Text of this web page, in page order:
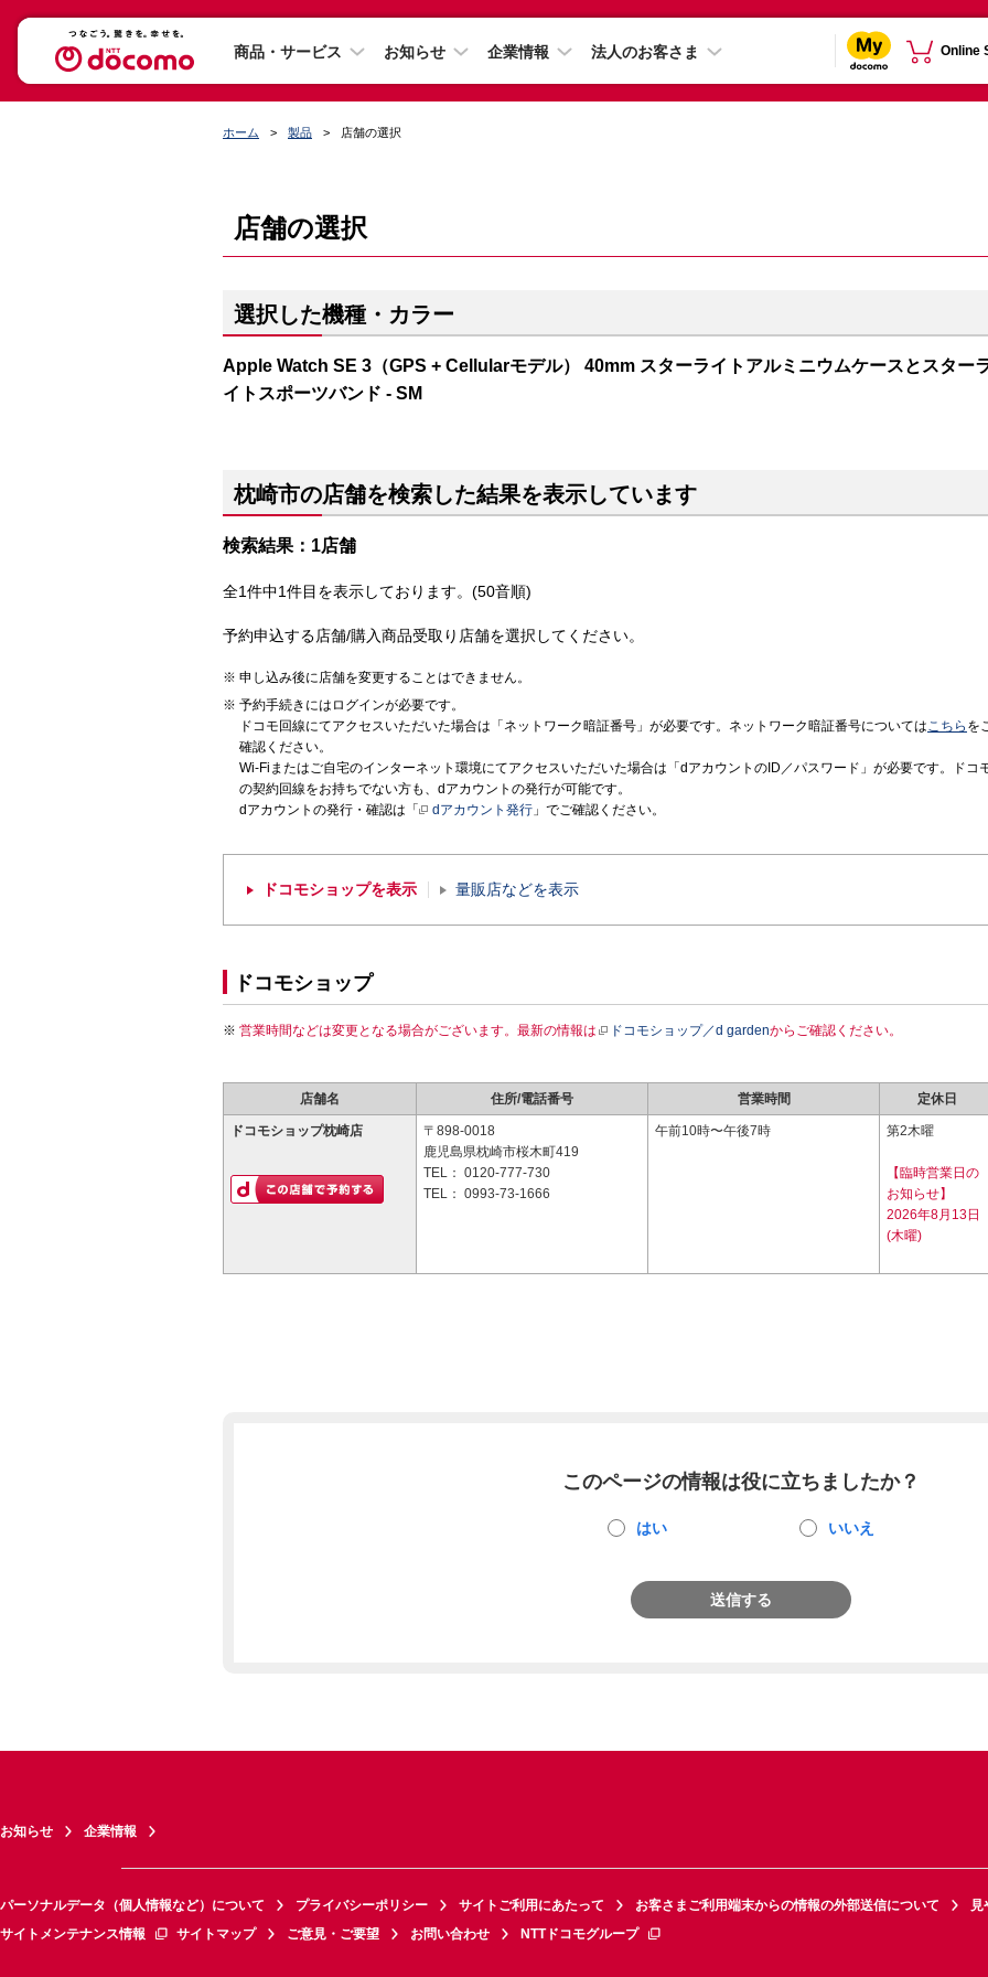
商品・サービス お知らせ 企業情報 法人のお客さま Online
ホーム 製品 店舗の選択
店舗の選択
選択した機種・カラー
Apple Watch SE 3（GPS + Cellularモデル） 40mm スターライトアルミニウムケースとスター
イトスポーツバンド - SM
枕崎市の店舗を検索した結果を表示しています
検索結果：1店舗
全1件中1件目を表示しております。(50音順)
予約申込する店舗/購入商品受取り店舗を選択してください。
申し込み後に店舗を変更することはできません。
予約手続きにはログインが必要です。
ドコモ回線にてアクセスいただいた場合は「ネットワーク暗証番号」が必要です。ネットワーク暗証番号についてはこちら を
確認ください。
Wi-Fiまたはご自宅のインターネット環境にてアクセスいただいた場合は「dアカウントのID／パスワード」が必要です。ドコ
の契約回線をお持ちでない方も、dアカウントの発行が可能です。
dアカウントの発行・確認は「
dアカウント発行 」でご確認ください。
ドコモショップを表示 量販店などを表示
ドコモショップ
営業時間などは変更となる場合がございます。最新の情報は ドコモショップ／d gardenからご確認ください。
店舗名 住所/電話番号 営業時間 定休日
ドコモショップ枕崎店
〒898-0018
鹿児島県枕崎市桜木町419
TEL： 0120-777-730
TEL： 0993-73-1666
午前10時〜午後7時 第2木曜
【臨時営業日の
お知らせ】
2026年8月13日
(木曜)
このページの情報は役に立ちましたか？
はい いいえ
送信する
お知らせ 企業情報
パーソナルデータ（個人情報など）について プライバシーポリシー サイトご利用にあたって お客さまご利用端末からの情報の外部送信について
見
サイトメンテナンス情報
サイトマップ ご意見・ご要望 お問い合わせ NTTドコモグループ